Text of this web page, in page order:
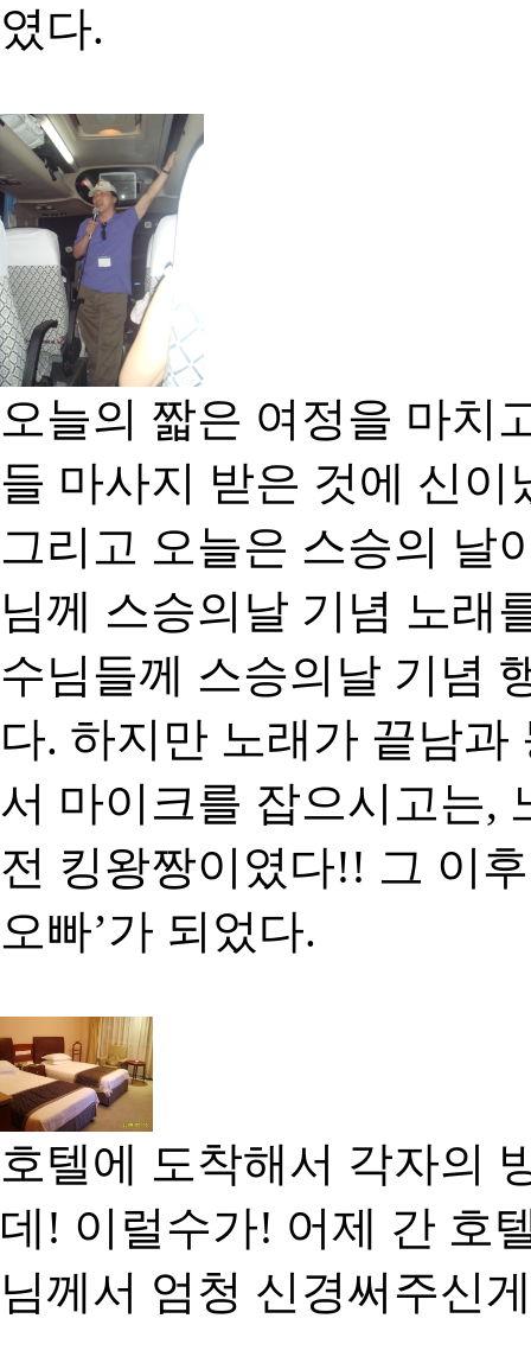
였다.
오늘의 짧은 여정을 마치
들 마사지 받은 것에 신
그리고 오늘은 스승의 날
님께 스승의날 기념 노래
수님들께 스승의날 기념
다. 하지만 노래가 끝남
서 마이크를 잡으시고는,
전 킹왕짱이였다!! 그 이
오빠’가 되었다.
호텔에 도착해서 각자의
데! 이럴수가! 어제 간 호
님께서 엄청 신경써주신